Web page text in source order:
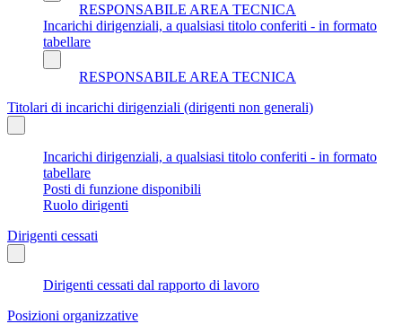
RESPONSABILE AREA TECNICA
Incarichi dirigenziali, a qualsiasi titolo conferiti - in formato
tabellare
RESPONSABILE AREA TECNICA
Titolari di incarichi dirigenziali (dirigenti non generali)
Incarichi dirigenziali, a qualsiasi titolo conferiti - in formato
tabellare
Posti di funzione disponibili
Ruolo dirigenti
Dirigenti cessati
Dirigenti cessati dal rapporto di lavoro
Posizioni organizzative